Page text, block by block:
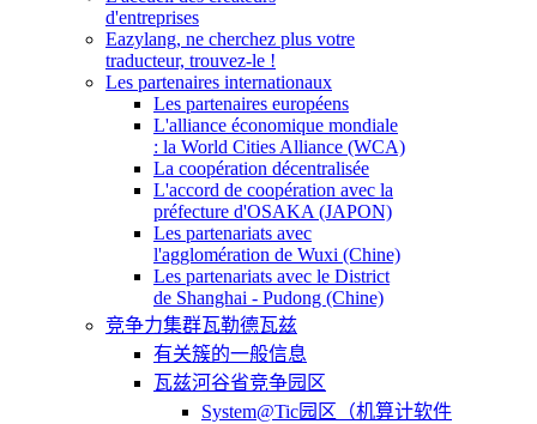
d'entreprises
Eazylang, ne cherchez plus votre
traducteur, trouvez-le !
Les partenaires internationaux
Les partenaires européens
L'alliance économique mondiale
: la World Cities Alliance (WCA)
La coopération décentralisée
L'accord de coopération avec la
préfecture d'OSAKA (JAPON)
Les partenariats avec
l'agglomération de Wuxi (Chine)
Les partenariats avec le District
de Shanghai - Pudong (Chine)
竞争力集群瓦勒德瓦兹
有关簇的一般信息
瓦兹河谷省竞争园区
System@Tic园区（机算计软件